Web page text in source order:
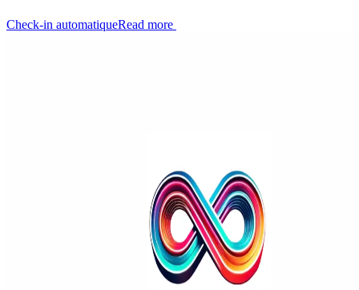
Check-in automatiqueRead more